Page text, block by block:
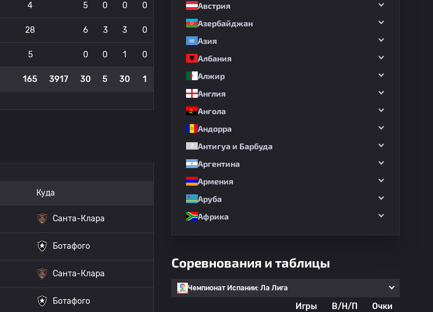
4 5 0 0 0
28 6 3 3 0
5 0 0 1 0
165 3917 30 5 30 1
Куда
Санта-Клара
Ботафого
Санта-Клара
Ботафого
Австрия
Азербайджан
Азия
Албания
Алжир
Англия
Ангола
Андорра
Антигуа и Барбуда
Аргентина
Армения
Аруба
Африка
Соревнования и таблицы
Чемпионат Испании: Ла Лига
Игры В/Н/П
Очки